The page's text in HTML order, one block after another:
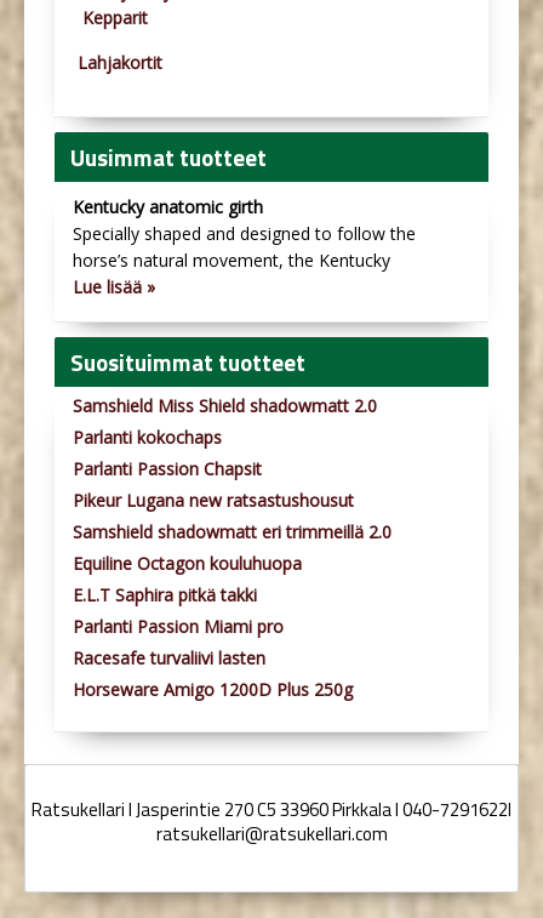
Kepparit
Lahjakortit
Uusimmat tuotteet
Kentucky anatomic girth
Specially shaped and designed to follow the
horse’s natural movement, the Kentucky
Lue lisää »
Suosituimmat tuotteet
Samshield Miss Shield shadowmatt 2.0
Parlanti kokochaps
Parlanti Passion Chapsit
Pikeur Lugana new ratsastushousut
Samshield shadowmatt eri trimmeillä 2.0
Equiline Octagon kouluhuopa
E.L.T Saphira pitkä takki
Parlanti Passion Miami pro
Racesafe turvaliivi lasten
Horseware Amigo 1200D Plus 250g
Ratsukellari I Jasperintie 270 C5 33960 Pirkkala I 040-7291622I
ratsukellari@ratsukellari.com